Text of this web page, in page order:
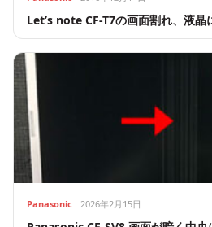
Let’s note CF-T7の画面割れ、液晶
Panasonic 2026年2月15日